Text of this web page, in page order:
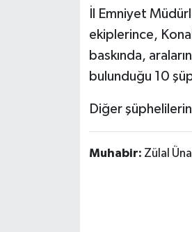
İl Emniyet
ekiplerince,
baskında,
bulunduğu 10
Diğer
Muhabir: Zülal Ünal